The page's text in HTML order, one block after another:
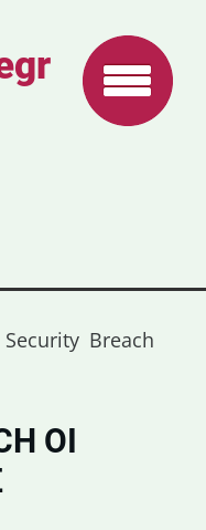
Security Breach
ΟΙ